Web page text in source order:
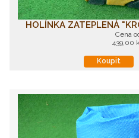
HOLÍNKA ZATEPLENÁ
Cena
439,00
Koupit